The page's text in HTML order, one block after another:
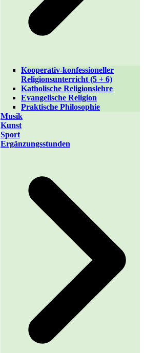
Kooperativ-konfessioneller
Religionsunterricht (5 + 6)
Katholische Religionslehre
Evangelische Religion
Praktische Philosophie
Musik
Kunst
Sport
Ergänzungsstunden